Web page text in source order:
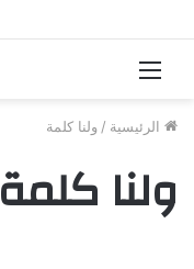
الرئيسية / ولنا كلمة
ولنا كلمة